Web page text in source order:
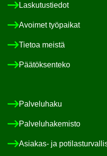
Las­ku­tus­tie­dot
Avoi­met työ­pai­kat
Tie­toa meis­tä
Pää­tök­sen­te­ko
Pal­ve­lu­ha­ku
Pal­ve­lu­ha­ke­mis­to
Asiakas-​ ja